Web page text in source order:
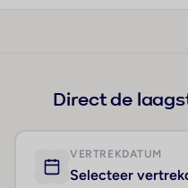
Direct de
VERTREKDATUM
Selecteer